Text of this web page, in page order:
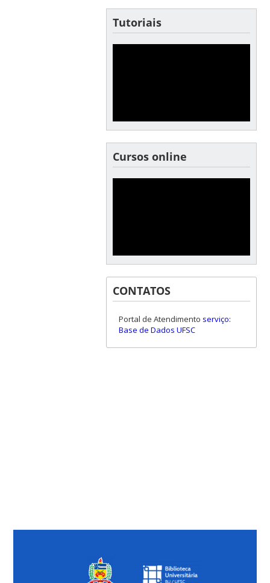
Tutoriais
Cursos online
CONTATOS
Portal de Atendimento serviço:
Base de Dados UFSC